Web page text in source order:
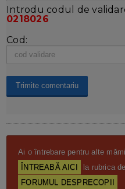
Introdu codul de
0218026
Cod:
Ai o întrebare pentru alte
ÎNTREABĂ AICI
la rubrica
FORUMUL DESPRECOPII